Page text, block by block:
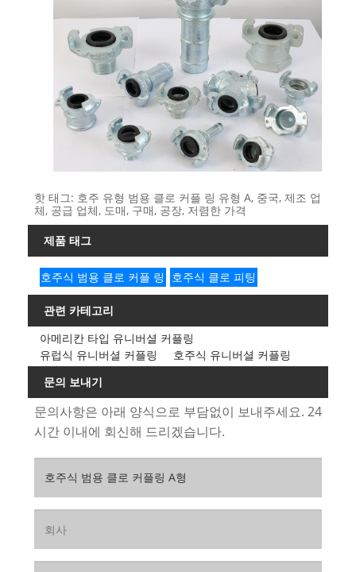
핫 태그: 호주 유형 범용 클로 커플 링 유형 A, 중국, 제조 업
체, 공급 업체, 도매, 구매, 공장, 저렴한 가격
제품 태그
호주식 범용 클로 커플 링 호주식 클로 피팅
관련 카테고리
아메리칸 타입 유니버셜 커플링
유럽식 유니버셜 커플링
호주식 유니버셜 커플링
문의 보내기
문의사항은 아래 양식으로 부담없이 보내주세요. 24
시간 이내에 회신해 드리겠습니다.